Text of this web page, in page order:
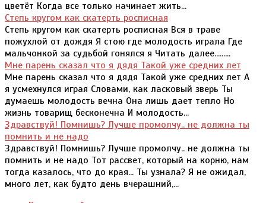
цветёт Когда все только начинает жить...
Степь кругом как скатерть росписная
Степь кругом как скатерть росписная Вся в траве
пожухлой от дождя Я стою где молодость играла Где
мальчонкой за судьбой гонялся я Читать далее.........
Мне парень сказал что я дядя Такой уже средних лет
Мне парень сказал что я дядя Такой уже средних лет А
я усмехнулся играя Словами, как ласковый зверь Ты
думаешь молодость вечна Она лишь дает тепло Но
жизнь товарищ бесконечна И молодость...
Здравствуй! Помнишь? Лучше промолчу.. не должна ты
помнить и не надо
Здравствуй! Помнишь? Лучше промолчу.. не должна ты
помнить и не надо Тот рассвет, который на корню, нам
тогда казалось, что до края... Ты узнала? Я не ожидал,
много лет, как будто день вчерашний,...